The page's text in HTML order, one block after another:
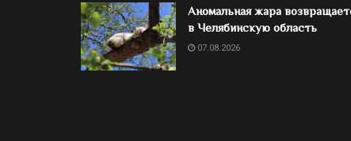
Аномальная жара
в Челябинскую область
07.08.2026